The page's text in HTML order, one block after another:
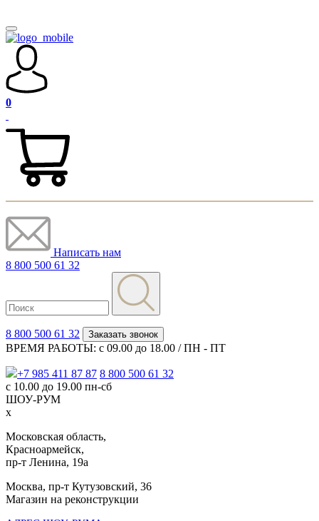
0
Написать нам
8 800 500 61 32
8 800 500 61 32 Заказать звонок
ВРЕМЯ РАБОТЫ: с 09.00 до 18.00 / ПН - ПТ
+7 985 411 87 87 8 800 500 61 32
с 10.00 до 19.00 пн-сб
ШОУ-РУМ
x
Московская область,
Красноармейск,
пр-т Ленина, 19а
Москва, пр-т Кутузовский, 36
Магазин на реконструкции